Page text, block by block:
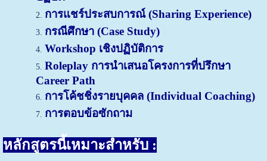
การแชร์ประสบการณ์ (Sharing Experience)
กรณีศึกษา (Case Study)
Workshop เชิงปฏิบัติการ
Roleplay การนำเสนอโครงการที่ปรึกษา
Career Path
การโค้ชชิ่งรายบุคคล (Individual Coaching)
การตอบข้อซักถาม
หลักสูตรนี้เหมาะสำหรับ :